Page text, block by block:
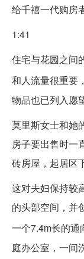
给千禧一代购房
1:41
住宅与花园之间
和人流量很重要
物品也已列入愿
莫里斯女士和她
房子要出售时一
砖房屋，起居区
这对夫妇保持较
的头部空间，并
一个7.4m长的通
庭办公室，一间